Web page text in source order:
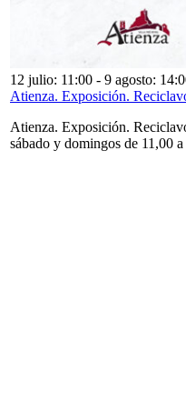
12 julio: 11:00 - 9 agosto:
Atienza. Exposición.
Atienza. Exposición.
sábado y domingos de 11,00